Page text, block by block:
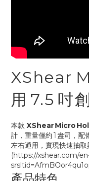
XShear
用 7.5 吋
本款 XShear Micro
計，重量僅約 1 盎司，
左右通用，實現快速抽
(https://xshear.com/